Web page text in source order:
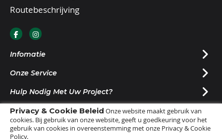
Privacy & Cookie Beleid Onze website maakt gebruik van
cookies. Bij gebruik van onze website, geeft u goedkeuring voor het
gebruik van cookies in overeenstemming met onze Privacy & Cookie
Policy.
Routebeschrijving
Infomatie
Onze Service
Hulp Nodig Met Uw Project?
Nieuwsbrief Ontvangen?